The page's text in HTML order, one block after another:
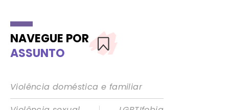
NAVEGUE POR
ASSUNTO
Violência doméstica e familiar